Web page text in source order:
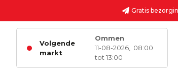
Gratis
Volgende
markt
Ommen
11-08-2026,
08:00
tot 13:00